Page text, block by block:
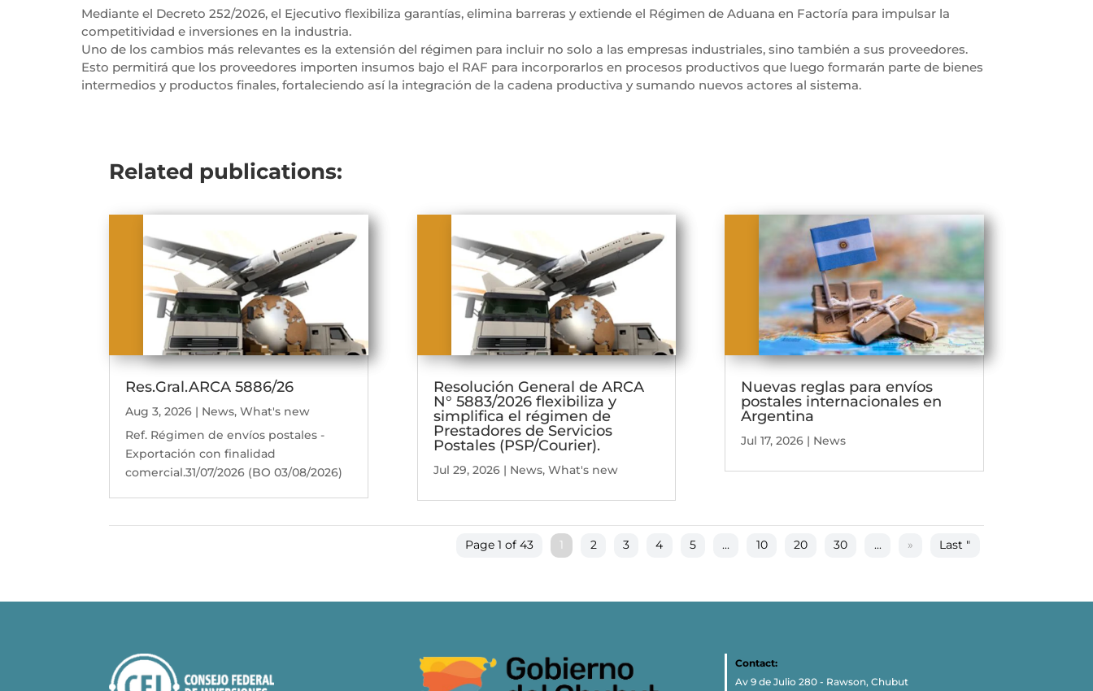
Mediante el Decreto 252/2026, el Ejecutivo flexibiliza garantías, elimina barreras y extiende el Régimen de Aduana en Factoría para impulsar la
competitividad e inversiones en la industria.
Uno de los cambios más relevantes es la extensión del régimen para incluir no solo a las empresas industriales, sino también a sus proveedores.
Esto permitirá que los proveedores importen insumos bajo el RAF para incorporarlos en procesos productivos que luego formarán parte de bienes
intermedios y productos finales, fortaleciendo así la integración de la cadena productiva y sumando nuevos actores al sistema.
Related publications:
Res.Gral.ARCA 5886/26
Aug 3, 2026 | News,What's new
Ref. Régimen de envíos postales -
Exportación con finalidad
comercial.31/07/2026 (BO 03/08/2026)
Resolución General de ARCA
N° 5883/2026 flexibiliza y
simplifica el régimen de
Prestadores de Servicios
Postales (PSP/Courier).
Jul 29, 2026| News, What's new
Nuevas reglas para envíos
postales internacionales en
Argentina
Jul 17, 2026| News
Page 1 of 43 1 2 3 4 5 ... 10 20 30 ... » Last "
Contact:
Av 9 de Julio 280 - Rawson, Chubut